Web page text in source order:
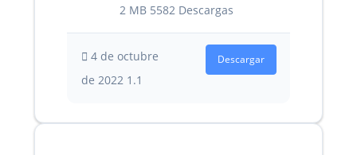
2 MB 5582 Descargas
4 de octubre
de 2022 1.1
Descargar